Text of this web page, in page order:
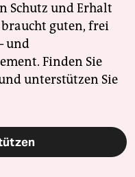
Schutz und Erhalt
guten, frei
und
Finden Sie
unterstützen Sie